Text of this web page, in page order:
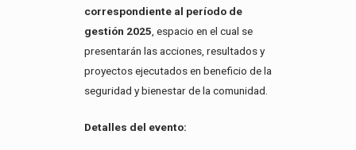
correspondiente al período de
gestión 2025 , espacio en el cual se
presentarán las acciones, resultados y
proyectos ejecutados en beneficio de la
seguridad y bienestar de la comunidad.
Detalles del evento: